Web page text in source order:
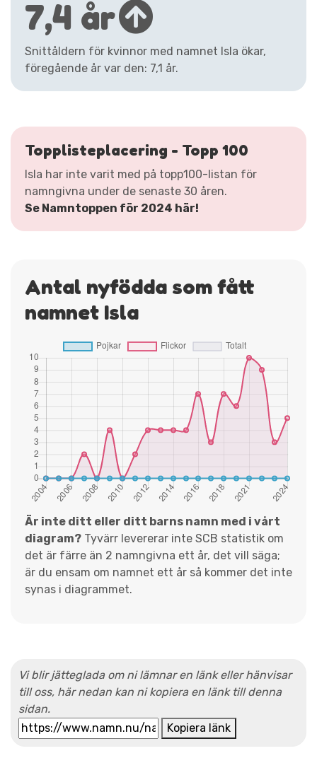
7,4 år
Snittåldern för kvinnor med namnet Isla ökar,
föregående år var den: 7,1 år.
Topplisteplacering - Topp 100
Isla har inte varit med på topp100-listan för
namngivna under de senaste 30 åren.
Se Namntoppen för 2024 här!
Antal nyfödda som fått
namnet Isla
Är inte ditt eller ditt barns namn med i vårt
diagram? Tyvärr levererar inte SCB statistik om
det är färre än 2 namngivna ett år, det vill säga;
är du ensam om namnet ett år så kommer det inte
synas i diagrammet.
Vi blir jätteglada om ni lämnar en länk eller hänvisar
till oss, här nedan kan ni kopiera en länk till denna
sidan.
Kopiera länk